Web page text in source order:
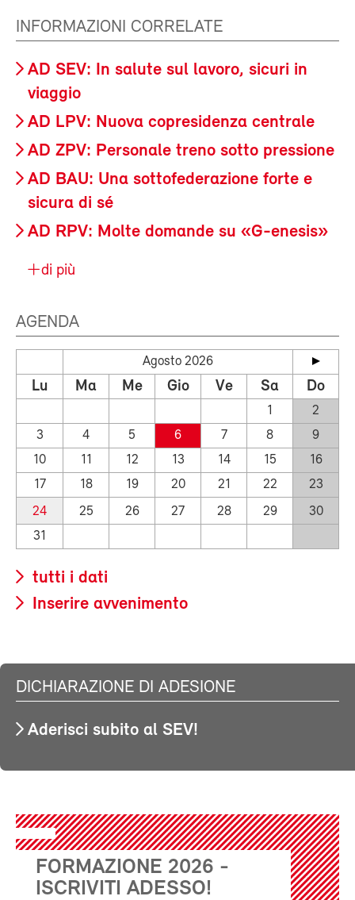
INFORMAZIONI CORRELATE
AD SEV: In salute sul lavoro, sicuri in
viaggio
AD LPV: Nuova copresidenza centrale
AD ZPV: Personale treno sotto pressione
AD BAU: Una sottofederazione forte e
sicura di sé
AD RPV: Molte domande su «G-enesis»
di più
AGENDA
Agosto 2026
Lu Ma Me Gio Ve Sa Do
1
2
3
4 5 6 7 8
9
10
11 12 13 14 15
16
17
18 19 20 21 22
23
24
25 26 27 28 29
30
31
tutti i dati
Inserire avvenimento
DICHIARAZIONE DI ADESIONE
Aderisci subito al SEV!
FORMAZIONE 2026 -
ISCRIVITI ADESSO!